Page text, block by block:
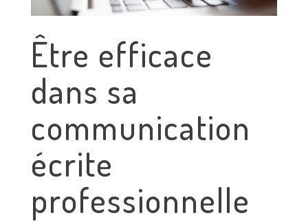
Être efficace
dans sa
communication
écrite
professionnelle